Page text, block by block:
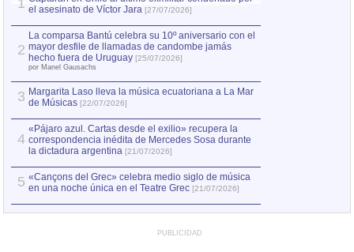
1 el asesinato de Víctor Jara [27/07/2026]
2
La comparsa Bantú celebra su 10º aniversario con el
mayor desfile de llamadas de candombe jamás
hecho fuera de Uruguay [25/07/2026]
por Manel Gausachs
3 Margarita Laso lleva la música ecuatoriana a La Mar
de Músicas [22/07/2026]
4
«Pájaro azul. Cartas desde el exilio» recupera la
correspondencia inédita de Mercedes Sosa durante
la dictadura argentina [21/07/2026]
5 «Cançons del Grec» celebra medio siglo de música
en una noche única en el Teatre Grec [21/07/2026]
PUBLICIDAD